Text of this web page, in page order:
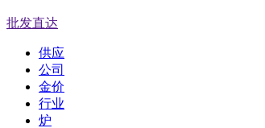
批发直达
供应
公司
金价
行业
炉